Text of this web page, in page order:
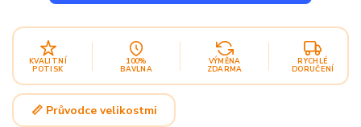
KVALITNÍ
POTISK
100%
BAVLNA
VÝMĚNA
ZDARMA
RYCHLÉ
DORUČENÍ
📏 Průvodce velikostmi